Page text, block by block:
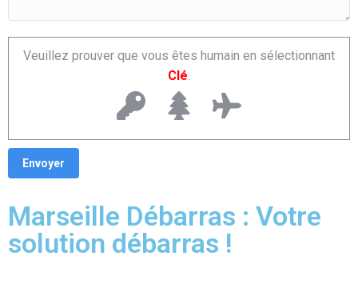
Veuillez prouver que vous êtes humain en sélectionnant
Clé.
Marseille Débarras : Votre
solution débarras !